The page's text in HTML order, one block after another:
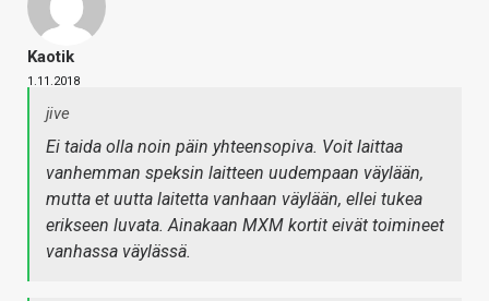
Kaotik
1.11.2018
jive
Ei taida olla noin päin yhteensopiva. Voit laittaa
vanhemman speksin laitteen uudempaan väylään,
mutta et uutta laitetta vanhaan väylään, ellei tukea
erikseen luvata. Ainakaan MXM kortit eivät toimineet
vanhassa väylässä.